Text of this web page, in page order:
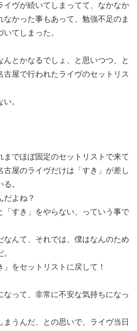
イヴが続いてしまってて、なかなか
なかった事もあって、勉強不足のま
てしまった。
んとかなるでしょ、と思いつつ、と
古屋で行われたライヴのセットリス
。
までほぼ固定のセットリストで来て
古屋のライヴだけは「すき」が差し
。
だよね？
「すき」をやらない、っていう事で
なんて、それでは、僕はなんのため
をセットリストに戻して！
なって、非常に不安な気持ちになっ
まうんだ、との思いで、ライヴ当日